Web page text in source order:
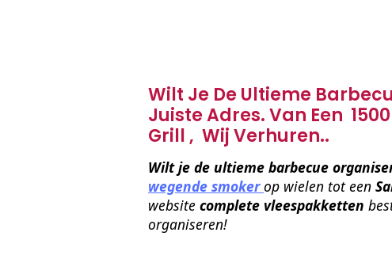
Wilt Je De Ultieme
Juiste Adres. Van Een
Grill , Wij Verhuren..
Wilt je de ultieme barbecue
wegende smoker op wielen tot een
website complete vleespakketten
organiseren!